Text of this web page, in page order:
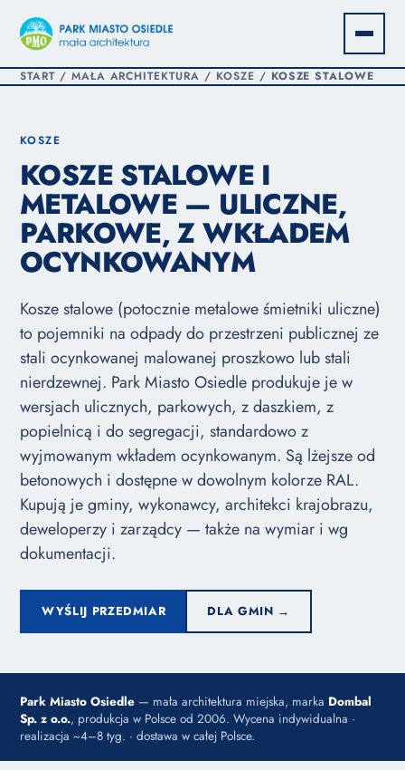
START/ MAŁA ARCHITEKTURA / KOSZE / KOSZE STALOWE
KOSZE
KOSZE STALOWE I
METALOWE — ULICZNE,
PARKOWE, Z WKŁADEM
OCYNKOWANYM
Kosze stalowe (potocznie metalowe śmietniki uliczne)
to pojemniki na odpady do przestrzeni publicznej ze
stali ocynkowanej malowanej proszkowo lub stali
nierdzewnej. Park Miasto Osiedle produkuje je w
wersjach ulicznych, parkowych, z daszkiem, z
popielnicą i do segregacji, standardowo z
wyjmowanym wkładem ocynkowanym. Są lżejsze od
betonowych i dostępne w dowolnym kolorze RAL.
Kupują je gminy, wykonawcy, architekci krajobrazu,
deweloperzy i zarządcy — także na wymiar i wg
dokumentacji.
WYŚLIJ PRZEDMIAR DLA GMIN →
Park Miasto Osiedle — mała architektura miejska, marka Dombal
Sp. z o.o., produkcja w Polsce od 2006. Wycena indywidualna ·
realizacja ~4–8 tyg. · dostawa w całej Polsce.